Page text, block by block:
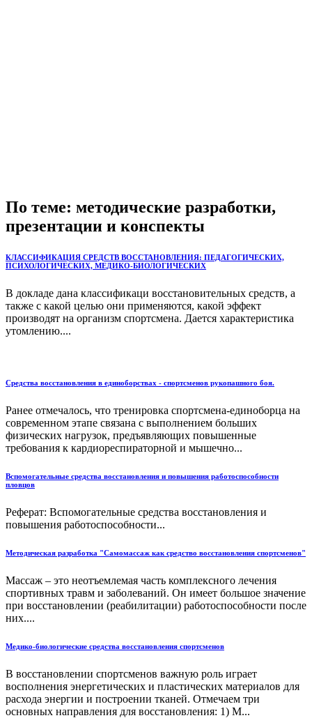
По теме: методические разработки,
презентации и конспекты
КЛАССИФИКАЦИЯ СРЕДСТВ ВОССТАНОВЛЕНИЯ: ПЕДАГОГИЧЕСКИХ,
ПСИХОЛОГИЧЕСКИХ, МЕДИКО-БИОЛОГИЧЕСКИХ
В докладе дана классификаци восстановительных средств, а
также с какой целью они применяются, какой эффект
производят на организм спортсмена. Дается характеристика
утомлению....
Средства восстановления в единоборствах - спортсменов рукопашного боя.
Ранее отмечалось, что тренировка спортсмена-единоборца на
современном этапе связана с выполнением больших
физических нагрузок, предъявляющих повышенные
требования к кардиореспираторной и мышечно...
Вспомогательные средства восстановления и повышения работоспособности
пловцов
Реферат: Вспомогательные средства восстановления и
повышения работоспособности...
Методическая разработка "Самомассаж как средство восстановления спортсменов"
Массаж – это неотъемлемая часть комплексного лечения
спортивных травм и заболеваний. Он имеет большое значение
при восстановлении (реабилитации) работоспособности после
них....
Медико-биологические средства восстановления спортсменов
В восстановлении спортсменов важную роль играет
восполнения энергетических и пластических материалов для
расхода энергии и построении тканей. Отмечаем три
основных направления для восстановления: 1) М...